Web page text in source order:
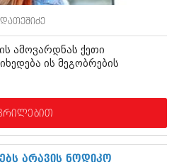
ამოვარდნას ქეთი
ის მეგობრების
არავის ნოდიკო